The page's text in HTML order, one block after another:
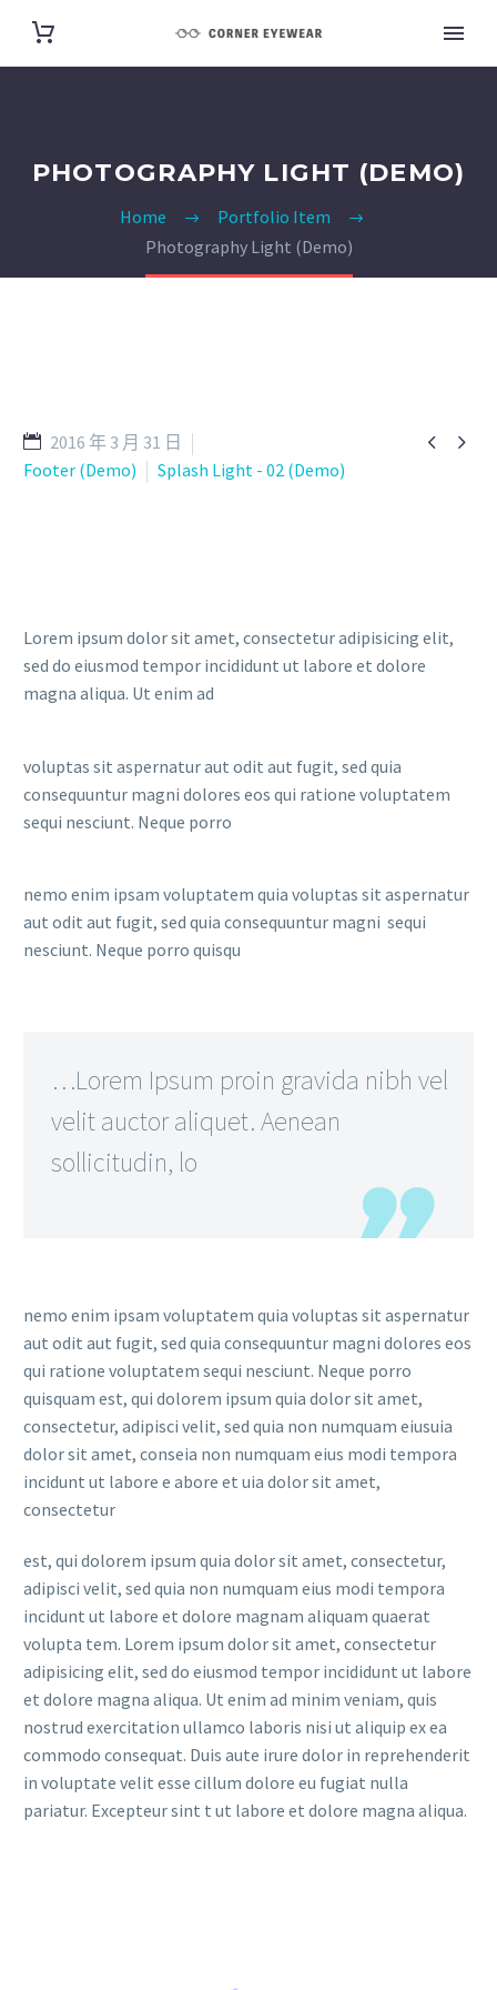
PHOTOGRAPHY LIGHT (DEMO)
Home
Portfolio Item
Photography Light (Demo)
 
2016 年 3 月 31 日
Footer (Demo)
Splash Light - 02 (Demo)
Lorem ipsum dolor sit amet, consectetur adipisicing elit,
sed do eiusmod tempor incididunt ut labore et dolore
magna aliqua. Ut enim ad
voluptas sit aspernatur aut odit aut fugit, sed quia
consequuntur magni dolores eos qui ratione voluptatem
sequi nesciunt. Neque porro
nemo enim ipsam voluptatem quia voluptas sit aspernatur
aut odit aut fugit, sed quia consequuntur magni sequi
nesciunt. Neque porro quisqu
…Lorem Ipsum proin gravida nibh vel
velit auctor aliquet. Aenean
sollicitudin, lo
nemo enim ipsam voluptatem quia voluptas sit aspernatur
aut odit aut fugit, sed quia consequuntur magni dolores eos
qui ratione voluptatem sequi nesciunt. Neque porro
quisquam est, qui dolorem ipsum quia dolor sit amet,
consectetur, adipisci velit, sed quia non numquam eiusuia
dolor sit amet, conseia non numquam eius modi tempora
incidunt ut labore e abore et uia dolor sit amet,
consectetur
est, qui dolorem ipsum quia dolor sit amet, consectetur,
adipisci velit, sed quia non numquam eius modi tempora
incidunt ut labore et dolore magnam aliquam quaerat
volupta tem. Lorem ipsum dolor sit amet, consectetur
adipisicing elit, sed do eiusmod tempor incididunt ut labore
et dolore magna aliqua. Ut enim ad minim veniam, quis
nostrud exercitation ullamco laboris nisi ut aliquip ex ea
commodo consequat. Duis aute irure dolor in reprehenderit
in voluptate velit esse cillum dolore eu fugiat nulla
pariatur. Excepteur sint t ut labore et dolore magna aliqua.